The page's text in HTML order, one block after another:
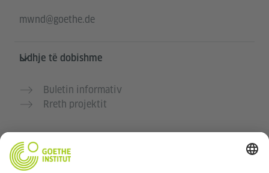
mwnd@goethe.de
Lidhje të dobishme
Buletin informativ
Rreth projektit
Faqe të tjera interneti